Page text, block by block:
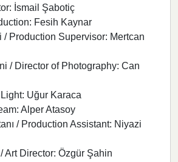
İsmail Şabotiç
Fesih Kaynar
/ Production Supervisor: Mertcan
/ Director of Photography: Can
Light: Uğur Karaca
Alper Atasoy
/ Production Assistant: Niyazi
Art Director: Özgür Şahin